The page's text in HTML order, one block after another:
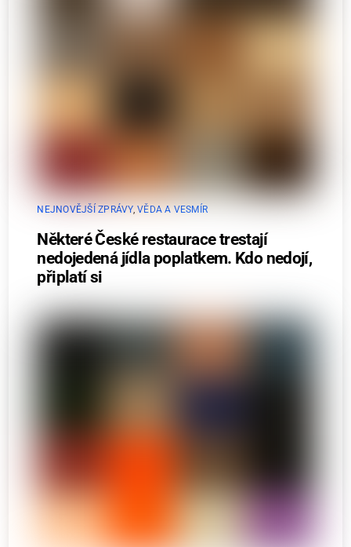
NEJNOVĚJŠÍ ZPRÁVY,VĚDA A VESMÍR
Některé České restaurace trestají
nedojedená jídla poplatkem. Kdo nedojí,
připlatí si